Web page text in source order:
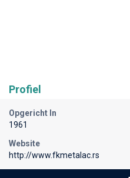
Profiel
Opgericht In
1961
Website
http://www.fkmetalac.rs